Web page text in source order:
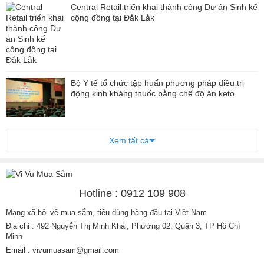
Central Retail triển khai thành công Dự án Sinh kế
cộng đồng tại Đắk Lắk
Bộ Y tế tổ chức tập huấn phương pháp điều trị
động kinh kháng thuốc bằng chế độ ăn keto
Xem tất cả
Hotline : 0912 109 908
Mạng xã hội về mua sắm, tiêu dùng hàng đầu tại Việt Nam
Địa chỉ : 492 Nguyễn Thị Minh Khai, Phường 02, Quận 3, TP Hồ Chí
Minh
Email : vivumuasam@gmail.com